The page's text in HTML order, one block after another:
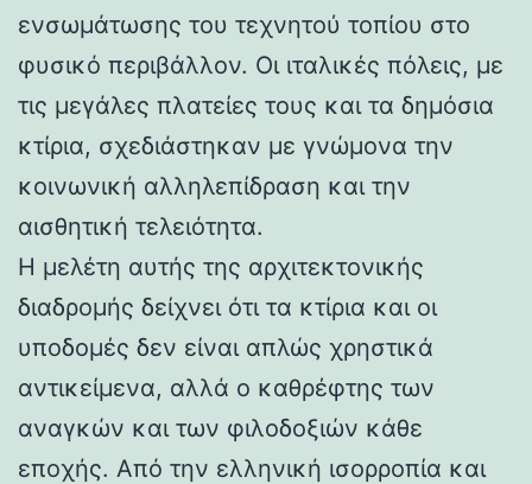
ενσωμάτωσης του τεχνητού τοπίου στο
φυσικό περιβάλλον. Οι ιταλικές πόλεις, με
τις μεγάλες πλατείες τους και τα δημόσια
κτίρια, σχεδιάστηκαν με γνώμονα την
κοινωνική αλληλεπίδραση και την
αισθητική τελειότητα.
Η μελέτη αυτής της αρχιτεκτονικής
διαδρομής δείχνει ότι τα κτίρια και οι
υποδομές δεν είναι απλώς χρηστικά
αντικείμενα, αλλά ο καθρέφτης των
αναγκών και των φιλοδοξιών κάθε
εποχής. Από την ελληνική ισορροπία και